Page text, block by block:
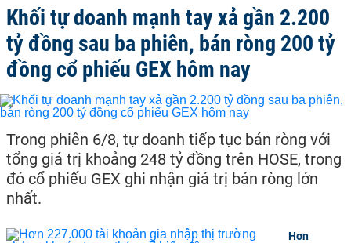
Khối tự doanh mạnh tay xả gần 2.200
tỷ đồng sau ba phiên, bán ròng 200 tỷ
đồng cổ phiếu GEX hôm nay
Trong phiên 6/8, tự doanh tiếp tục bán ròng với
tổng giá trị khoảng 248 tỷ đồng trên HOSE, trong
đó cổ phiếu GEX ghi nhận giá trị bán ròng lớn
nhất.
Hơn